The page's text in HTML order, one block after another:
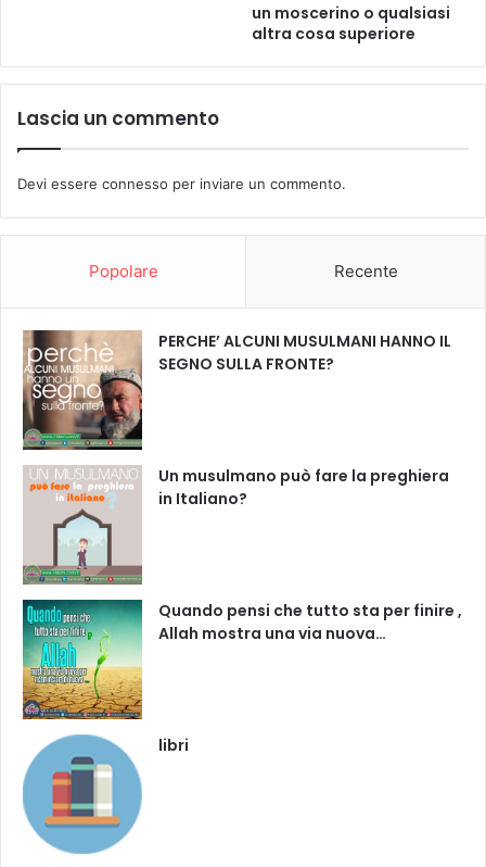
un moscerino o qualsiasi
altra cosa superiore
Lascia un commento
Devi essere connesso per inviare un commento.
Popolare Recente
PERCHE’ ALCUNI MUSULMANI HANNO IL
SEGNO SULLA FRONTE?
Un musulmano può fare la preghiera
in Italiano?
Quando pensi che tutto sta per finire ,
Allah mostra una via nuova…
libri